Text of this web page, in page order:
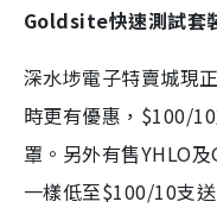
Goldsite快速測試套
深水埗電子特賣城現
時更有優惠，$100/
罩。另外有售YHLO
一樣低至$100/10支送